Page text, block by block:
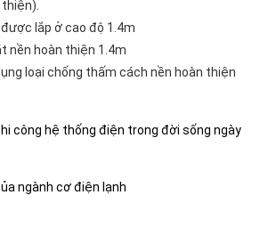
lắp ở cao độ 1.4m
nền hoàn thiện 1.4m
loại chống thấm cách nền hoàn thiện
công hệ thống điện trong đời sống ngày
ngành cơ điện lạnh